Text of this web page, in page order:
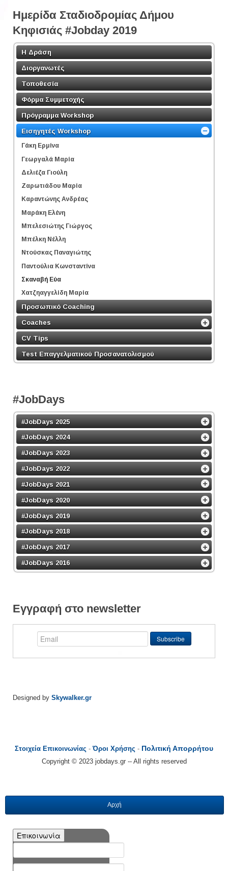
Ημερίδα Σταδιοδρομίας Δήμου
Κηφισιάς #Jobday 2019
Η Δράση
Διοργανωτές
Τοποθεσία
Φόρμα Συμμετοχής
Πρόγραμμα Workshop
Εισηγητές Workshop
Γάκη Ερμίνα
Γεωργαλά Μαρία
Δελιέζα Γιούλη
Ζαρωτιάδου Μαρία
Καραντώνης Ανδρέας
Μαράκη Ελένη
Μπελεσιώτης Γιώργος
Μπέλκη Νέλλη
Ντούσκας Παναγιώτης
Παντούλια Κωνσταντίνα
Σκαναβή Εύα
Χατζηαγγελίδη Μαρία
Προσωπικό Coaching
Coaches
CV Tips
Test Επαγγελματικού Προσανατολισμού
#JobDays
#JobDays 2025
#JobDays 2024
#JobDays 2023
#JobDays 2022
#JobDays 2021
#JobDays 2020
#JobDays 2019
#JobDays 2018
#JobDays 2017
#JobDays 2016
Εγγραφή στο newsletter
Designed by Skywalker.gr
Στοιχεία Επικοινωνίας -Όροι Χρήσης - Πολιτική Απορρήτου
Copyright © 2023 jobdays.gr -- All rights reserved
Αρχή